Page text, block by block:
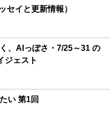
セイと更新情報）
、AIっぽさ・7/25～31 の
ジェスト
い 第1回